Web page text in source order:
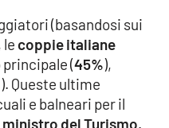
(basandosi sui
le coppie italiane
(45%),
). Queste ultime
e balneari per il
ministro del Turismo,